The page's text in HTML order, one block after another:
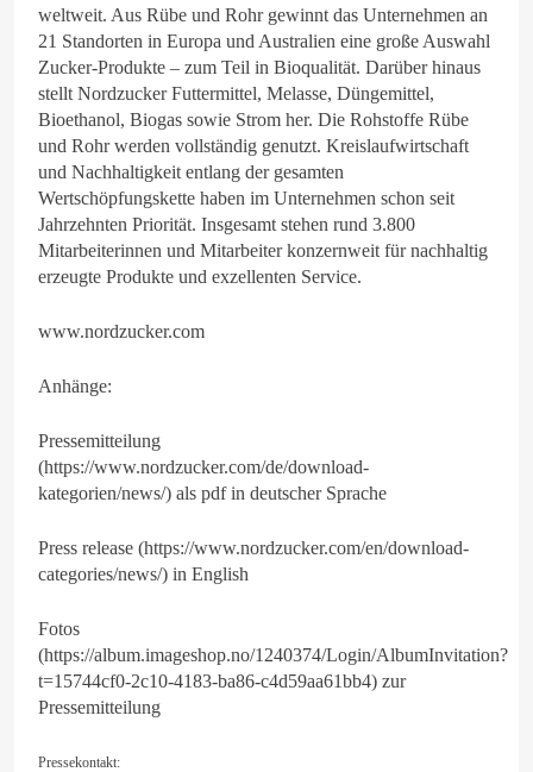
weltweit. Aus Rübe und Rohr gewinnt das Unternehmen an
21 Standorten in Europa und Australien eine große Auswahl
Zucker-Produkte – zum Teil in Bioqualität. Darüber hinaus
stellt Nordzucker Futtermittel, Melasse, Düngemittel,
Bioethanol, Biogas sowie Strom her. Die Rohstoffe Rübe
und Rohr werden vollständig genutzt. Kreislaufwirtschaft
und Nachhaltigkeit entlang der gesamten
Wertschöpfungskette haben im Unternehmen schon seit
Jahrzehnten Priorität. Insgesamt stehen rund 3.800
Mitarbeiterinnen und Mitarbeiter konzernweit für nachhaltig
erzeugte Produkte und exzellenten Service.
www.nordzucker.com
Anhänge:
Pressemitteilung
(https://www.nordzucker.com/de/download-
kategorien/news/) als pdf in deutscher Sprache
Press release (https://www.nordzucker.com/en/download-
categories/news/) in English
Fotos
(https://album.imageshop.no/1240374/Login/AlbumInvitation?
t=15744cf0-2c10-4183-ba86-c4d59aa61bb4) zur
Pressemitteilung
Pressekontakt: